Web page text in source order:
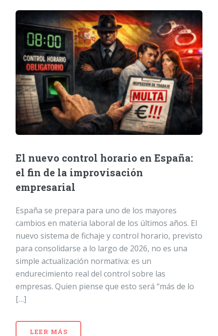
El nuevo control horario en España:
el fin de la improvisación
empresarial
España se prepara para uno de los mayores
cambios en materia laboral de los últimos años. El
nuevo sistema de fichaje y control horario, previsto
para consolidarse a lo largo de 2026, no es una
simple actualización normativa: es un
endurecimiento real del control sobre las
empresas. Quien piense que esto será “más de lo
[…]
LEER MÁS